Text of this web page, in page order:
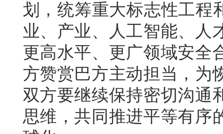
划，统筹重大标志性工程
业、产业、人工智能、人
更高水平、更广领域安全
方赞赏巴方主动担当，为
双方要继续保持密切沟通
思维，共同推进平等有序